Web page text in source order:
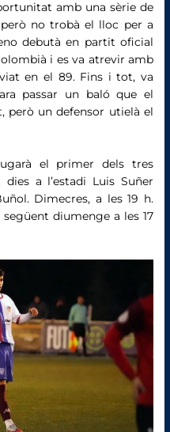
amb una sèrie de
no trobà el lloc per a
debutà en partit oficial
i es va atrevir amb
en el 89. Fins i tot, va
passar un baló que el
però un defensor utielà el
el primer dels tres
a l’estadi Luis Suñer
Dimecres, a les 19 h.
diumenge a les 17